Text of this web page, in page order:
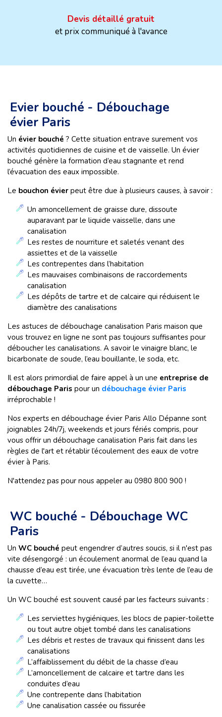
Devis détaillé gratuit
et prix communiqué à l'avance
Evier bouché - Débouchage
évier Paris
Un évier bouché ? Cette situation entrave surement vos
activités quotidiennes de cuisine et de vaisselle. Un évier
bouché génère la formation d’eau stagnante et rend
l’évacuation des eaux impossible.
Le bouchon évier peut être due à plusieurs causes, à savoir :
Un amoncellement de graisse dure, dissoute
auparavant par le liquide vaisselle, dans une
canalisation
Les restes de nourriture et saletés venant des
assiettes et de la vaisselle
Les contrepentes dans l’habitation
Les mauvaises combinaisons de raccordements
canalisation
Les dépôts de tartre et de calcaire qui réduisent le
diamètre des canalisations
Les astuces de débouchage canalisation Paris maison que
vous trouvez en ligne ne sont pas toujours suffisantes pour
déboucher les canalisations. A savoir le vinaigre blanc, le
bicarbonate de soude, l’eau bouillante, le soda, etc.
Il est alors primordial de faire appel à un une entreprise de
débouchage Paris pour un débouchage évier Paris
irréprochable !
Nos experts en débouchage évier Paris Allo Dépanne sont
joignables 24h/7j, weekends et jours fériés compris, pour
vous offrir un débouchage canalisation Paris fait dans les
règles de l'art et rétablir l’écoulement des eaux de votre
évier à Paris.
N'attendez pas pour nous appeler au 0980 800 900 !
WC bouché - Débouchage WC
Paris
Un WC bouché peut engendrer d’autres soucis, si il n'est pas
vite désengorgé : un écoulement anormal de l’eau quand la
chausse d’eau est tirée, une évacuation très lente de l’eau de
la cuvette…
Un WC bouché est souvent causé par les facteurs suivants :
Les serviettes hygiéniques, les blocs de papier-toilette
ou tout autre objet tombé dans les canalisations
Les débris et restes de travaux qui finissent dans les
canalisations
L’affaiblissement du débit de la chasse d’eau
L’amoncellement de calcaire et tartre dans les
conduites d’eau
Une contrepente dans l’habitation
Une canalisation cassée ou fissurée